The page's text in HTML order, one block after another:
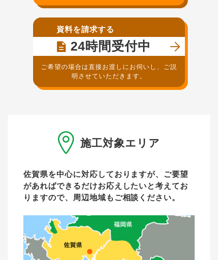
資料を請求する
24時間受付中
ご希望の場合は直接お渡しにお伺いし、ご説
明させていただきます。
施工対象エリア
佐賀県を中心に対応しておりますが、ご要望
があればできるだけお応えしたいと考えてお
りますので、周辺地域もご相談ください。